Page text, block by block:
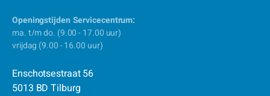
Openingstijden Servicecentrum:
ma. t/m do. (9.00 - 17.00 uur)
vrijdag (9.00 - 16.00 uur)
Enschotsestraat 56
5013 BD Tilburg